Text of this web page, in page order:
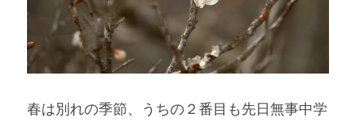
春は別れの季節、うちの２番目も先日無事中学